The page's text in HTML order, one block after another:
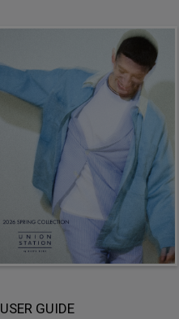
USER GUIDE